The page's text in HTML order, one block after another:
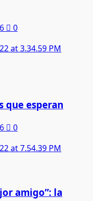
0
que esperan
0
amigo”: la